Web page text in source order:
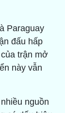
Paraguay
đấu hấp
trận mở
này vẫn
nguồn